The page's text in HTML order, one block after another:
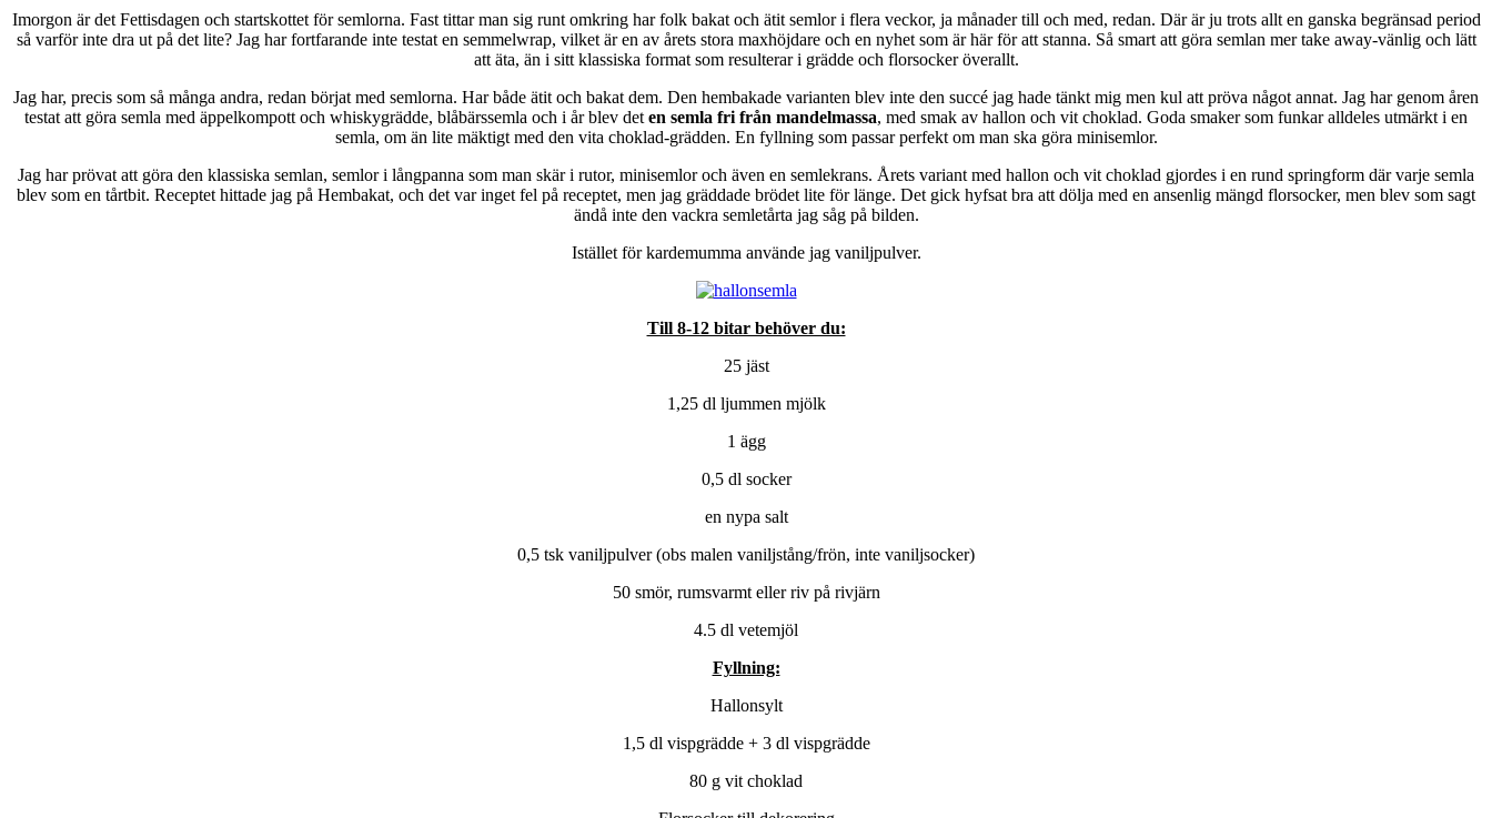
Imorgon är det Fettisdagen och startskottet för semlorna. Fast tittar man sig runt omkring har folk bakat och ätit semlor i flera veckor, ja månader till och med, redan. Där är ju trots allt en ganska begränsad period
så varför inte dra ut på det lite? Jag har fortfarande inte testat en semmelwrap, vilket är en av årets stora maxhöjdare och en nyhet som är här för att stanna. Så smart att göra semlan mer take away-vänlig och lätt
att äta, än i sitt klassiska format som resulterar i grädde och florsocker överallt.
Jag har, precis som så många andra, redan börjat med semlorna. Har både ätit och bakat dem. Den hembakade varianten blev inte den succé jag hade tänkt mig men kul att pröva något annat. Jag har genom åren
testat att göra semla med äppelkompott och whiskygrädde, blåbärssemla och i år blev det en semla fri från mandelmassa, med smak av hallon och vit choklad. Goda smaker som funkar alldeles utmärkt i en
semla, om än lite mäktigt med den vita choklad-grädden. En fyllning som passar perfekt om man ska göra minisemlor.
Jag har prövat att göra den klassiska semlan, semlor i långpanna som man skär i rutor, minisemlor och även en semlekrans. Årets variant med hallon och vit choklad gjordes i en rund springform där varje semla
blev som en tårtbit. Receptet hittade jag på Hembakat, och det var inget fel på receptet, men jag gräddade brödet lite för länge. Det gick hyfsat bra att dölja med en ansenlig mängd florsocker, men blev som sagt
ändå inte den vackra semletårta jag såg på bilden.
Istället för kardemumma använde jag vaniljpulver.
Till 8-12 bitar behöver du:
25 jäst
1,25 dl ljummen mjölk
1 ägg
0,5 dl socker
en nypa salt
0,5 tsk vaniljpulver (obs malen vaniljstång/frön, inte vaniljsocker)
50 smör, rumsvarmt eller riv på rivjärn
4.5 dl vetemjöl
Fyllning:
Hallonsylt
1,5 dl vispgrädde + 3 dl vispgrädde
80 g vit choklad